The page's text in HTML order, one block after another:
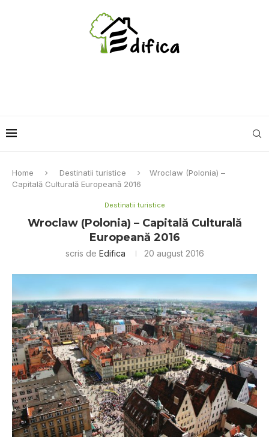
Home Destinatii turistice
Wroclaw (Polonia) –
Capitală Culturală Europeană 2016
Destinatii turistice
Wroclaw (Polonia) – Capitală Culturală
Europeană 2016
scris de Edifica 20 august 2016